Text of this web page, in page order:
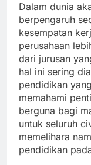
Dalam dunia
berpengaruh
kesempatan
perusahaan
dari jurusan
hal ini sering
pendidikan
memahami
berguna bagi
untuk seluruh
memelihara
pendidikan